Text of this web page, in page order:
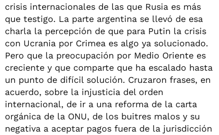
crisis internacionales de las que Rusia es más
que testigo. La parte argentina se llevó de esa
charla la percepción de que para Putin la crisis
con Ucrania por Crimea es algo ya solucionado.
Pero que la preocupación por Medio Oriente es
creciente y que comparte que ha escalado hasta
un punto de difícil solución. Cruzaron frases, en
acuerdo, sobre la injusticia del orden
internacional, de ir a una reforma de la carta
orgánica de la ONU, de los buitres malos y su
negativa a aceptar pagos fuera de la jurisdicción